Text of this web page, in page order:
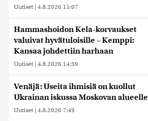
Uutiset | 4.8.2026 15:07
Hammashoidon Kela-korvaukset
valuivat hyvätuloisille – Kemppi:
Kansaa johdettiin harhaan
Uutiset | 4.8.2026 14:39
Venäjä: Useita ihmisiä on kuollut
Ukrainan iskussa Moskovan alueelle
Uutiset | 4.8.2026 7:49